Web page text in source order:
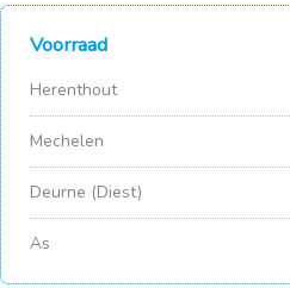
Voorraad
Herenthout
Mechelen
Deurne (Diest)
As